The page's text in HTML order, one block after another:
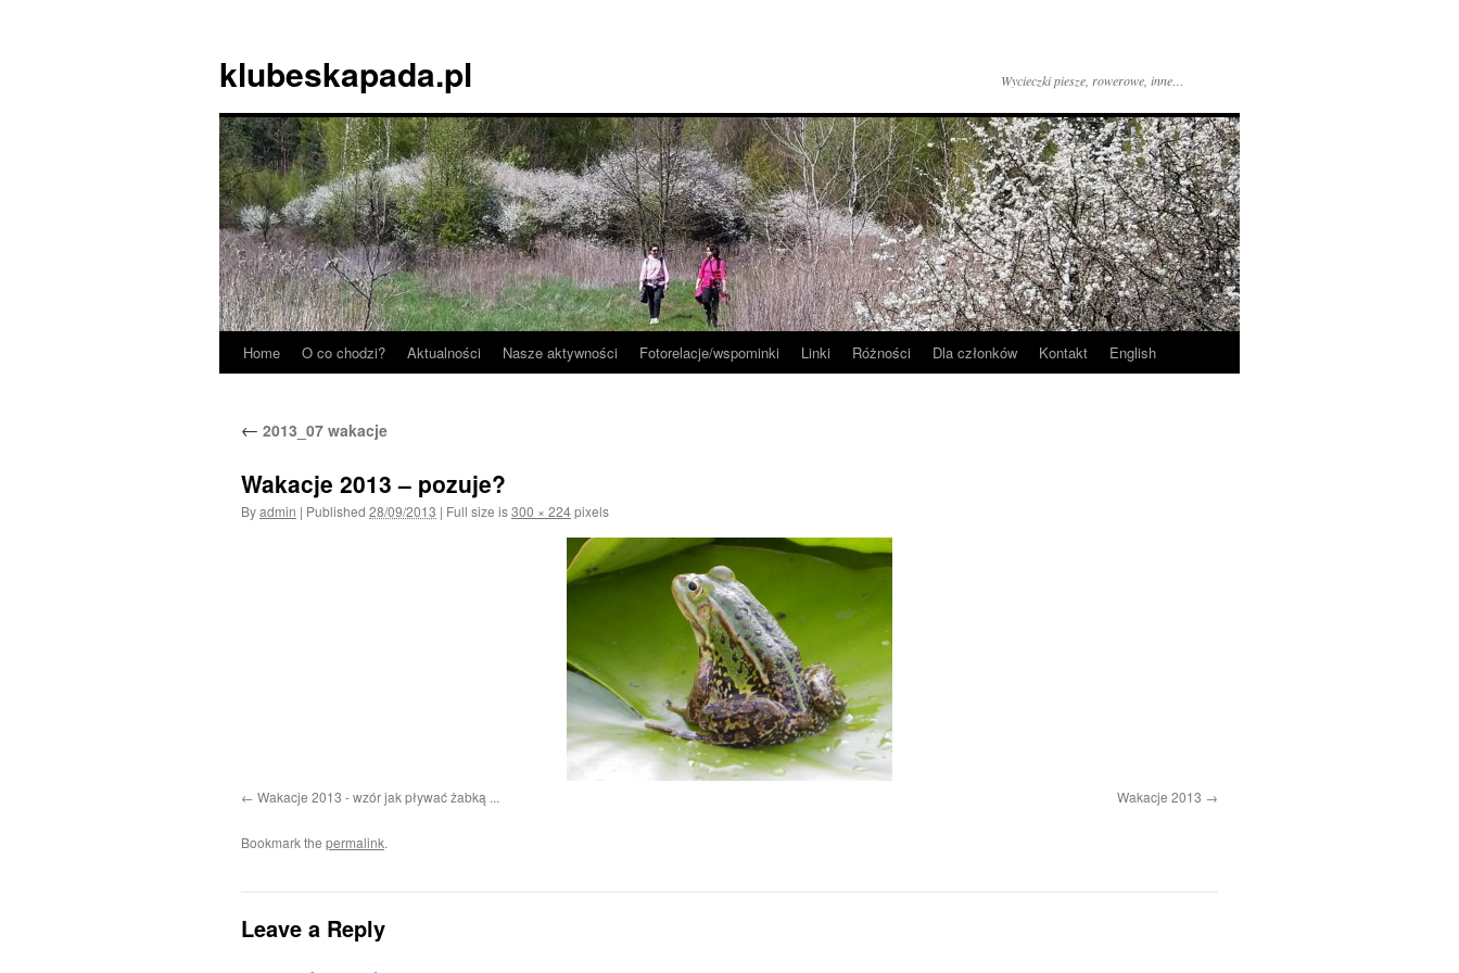
content
klubeskapada.pl Wycieczki piesze, rowerowe, inne…
Home O co chodzi? Aktualności Nasze aktywności Fotorelacje/wspominki Linki Różności Dla członków Kontakt English
← 2013_07 wakacje
Wakacje 2013 – pozuje?
Byadmin | Published 28/09/2013 | Full size is300 × 224pixels
Wakacje 2013 - wzór jak pływać żabką ... Wakacje 2013
Bookmark the permalink.
Leave a Reply